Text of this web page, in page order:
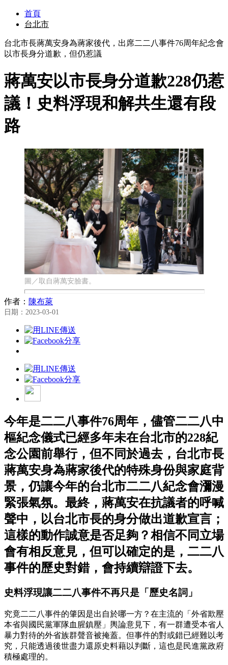
首頁
台北市
台北市長蔣萬安身為蔣家後代，出席二二八事件76周年紀念會
以市長身分道歉，但仍惹議
蔣萬安以市長身分道歉228仍惹
議！史料浮現和解共生還有段
路
圖／取自蔣萬安臉書。
作者： 陳布萊
日期：2023-03-01
今年是二二八事件76周年，儘管二二八中
樞紀念儀式已經多年未在台北市的228紀
念公園前舉行，但不同於過去，台北市長
蔣萬安身為蔣家後代的特殊身份與家庭背
景，仍讓今年的台北市二二八紀念會瀰漫
緊張氣氛。最終，蔣萬安在抗議者的呼喊
聲中，以台北市長的身分做出道歉宣言；
這樣的動作誠意是否足夠？相信不同立場
會有相反意見，但可以確定的是，二二八
事件的歷史對錯，會持續辯證下去。
史料浮現讓二二八事件不再只是「歷史名詞」
究竟二二八事件的肇因是出自於哪一方？在主流的「外省欺壓
本省與國民黨軍隊血腥鎮壓」輿論意見下，有一群遭受本省人
暴力對待的外省族群聲音被掩蓋。但事件的對或錯已經難以考
究，只能透過後世盡力還原史料藉以判斷，這也是民進黨政府
積極處理的。